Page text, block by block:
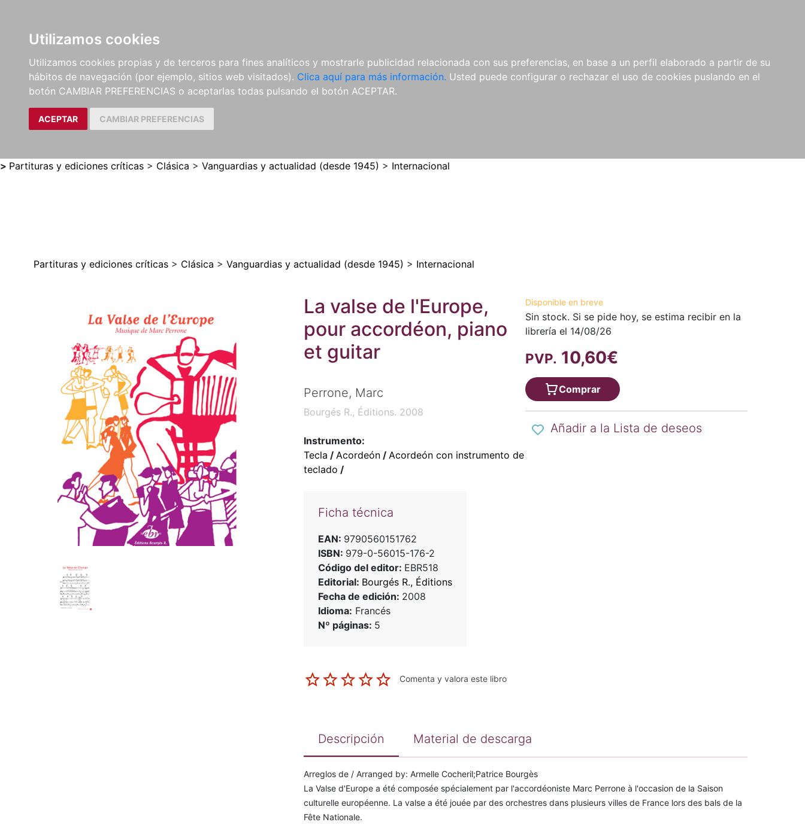
Utilizamos cookies
Utilizamos cookies propias y de terceros para fines analíticos y mostrarle publicidad relacionada con sus preferencias, en base a un perfil elaborado a partir de su
hábitos de navegación (por ejemplo, sitios web visitados). Clica aquí para más información. Usted puede configurar o rechazar el uso de cookies puslando en el
botón CAMBIAR PREFERENCIAS o aceptarlas todas pulsando el botón ACEPTAR.
ACEPTAR CAMBIAR PREFERENCIAS
LIBROS
MÉTODOS Y
EJERCICIOS
PARTITURAS Y EDICIONES
CRÍTICAS
REVISTAS
CDS Y
DVDS
MATERIAL
COMPLEMENTARIO
NOVEDADES NOTICIAS
COMPRAS
INSTITUCIONALES
> Partituras y ediciones críticas > Clásica > Vanguardias y actualidad (desde 1945) > Internacional
Partituras y ediciones críticas > Clásica > Vanguardias y actualidad (desde 1945) > Internacional
La valse de l'Europe,
pour accordéon, piano
et guitar
Perrone, Marc
Bourgés R., Éditions. 2008
Instrumento:
Tecla / Acordeón/ Acordeón con instrumento de
teclado /
Ficha técnica
EAN: 9790560151762
ISBN: 979-0-56015-176-2
Código del editor: EBR518
Editorial: Bourgés R., Éditions
Fecha de edición: 2008
Idioma: Francés
Nº páginas: 5
Comenta y valora este libro
Disponible en breve
Sin stock. Si se pide hoy, se estima recibir en la
librería el 14/08/26
PVP. 10,60€
Comprar
Añadir a la Lista de deseos
Descripción Material de descarga
Arreglos de / Arranged by: Armelle Cocheril;Patrice Bourgès
La Valse d'Europe a été composée spécialement par l'accordéoniste Marc Perrone à l'occasion de la Saison
culturelle européenne. La valse a été jouée par des orchestres dans plusieurs villes de France lors des bals de la
Fête Nationale.